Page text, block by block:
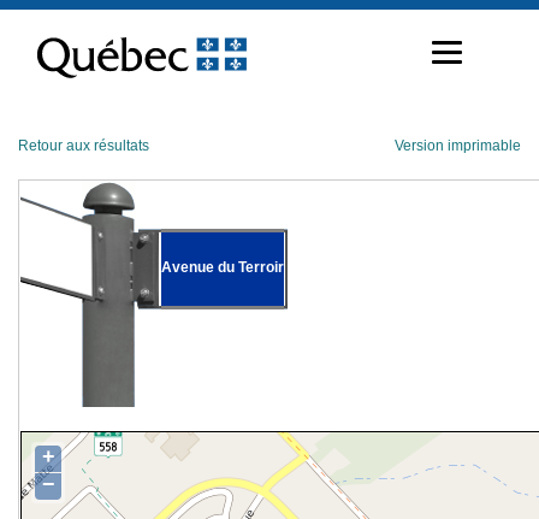
contenu
Retour aux résultats Version imprimable
Avenue du Terroir
+
−